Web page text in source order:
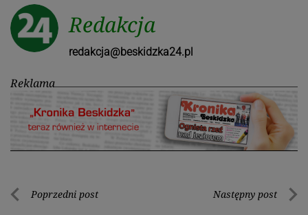
Redakcja
redakcja@beskidzka24.pl
Reklama
Nawigacja
Poprzedni post Następny post